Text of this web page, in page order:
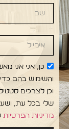
כן, אני אני
והשימוש בהם
וכן לצרכים
שלי בכל עת,
מדיניות הפרטיות